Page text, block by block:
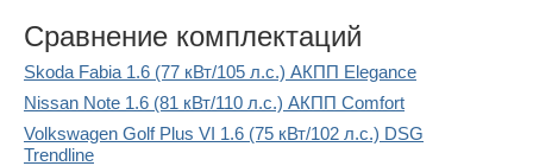
Сравнение комплектаций
Skoda Fabia 1.6 (77 кВт/105 л.с.) АКПП Elegance
Nissan Note 1.6 (81 кВт/110 л.с.) АКПП Comfort
Volkswagen Golf Plus VI 1.6 (75 кВт/102 л.с.) DSG
Trendline